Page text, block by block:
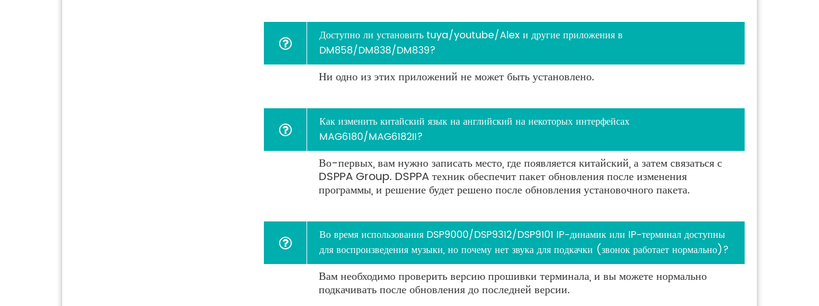
Доступно ли установить tuya/youtube/Alex и другие приложения в
DM858/DM838/DM839?
Ни одно из этих приложений не может быть установлено.
Как изменить китайский язык на английский на некоторых интерфейсах
MAG6180/MAG6182II?
Во-первых, вам нужно записать место, где появляется китайский, а затем связаться с
DSPPA Group. DSPPA техник обеспечит пакет обновления после изменения
программы, и решение будет решено после обновления установочного пакета.
Во время использования DSP9000/DSP9312/DSP9101 IP-динамик или IP-терминал доступны
для воспроизведения музыки, но почему нет звука для подкачки (звонок работает нормально)?
Вам необходимо проверить версию прошивки терминала, и вы можете нормально
подкачивать после обновления до последней версии.